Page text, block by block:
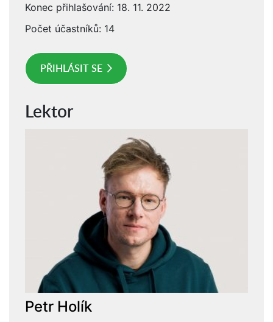
Konec přihlašování: 18. 11. 2022
Počet účastníků: 14
PŘIHLÁSIT SE
Lektor
Petr Holík